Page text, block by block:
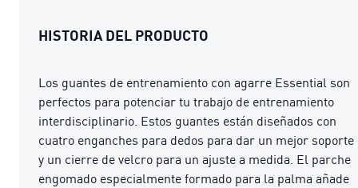
HISTORIA DEL PRODUCTO
Los guantes de entrenamiento con agarre Essential son
perfectos para potenciar tu trabajo de entrenamiento
interdisciplinario. Estos guantes están diseñados con
cuatro enganches para dedos para dar un mejor soporte
y un cierre de velcro para un ajuste a medida. El parche
engomado especialmente formado para la palma añade